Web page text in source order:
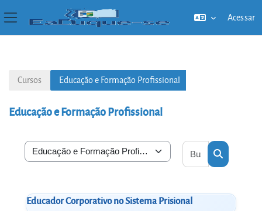
Acessar
Cursos Educação e Formação Profissional
Educação e Formação Profissional
Categorias de Cursos
Buscar cursos
Educador Corporativo no Sistema Prisional